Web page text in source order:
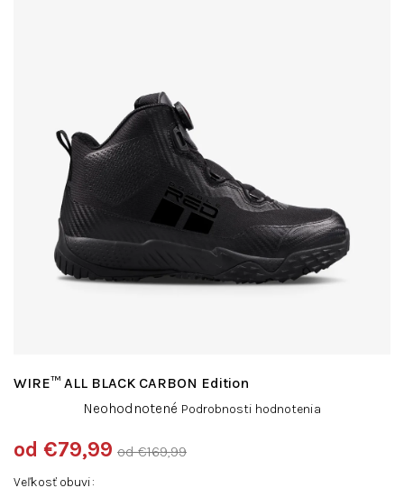
Veľkosť obuvi
od €169,99
od €79,99
WIRE™ ALL BLACK CARBON Edition
produktu
je
0,0
Neohodnotené Podrobnosti hodnotenia